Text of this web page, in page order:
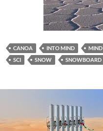
CANOA INTO MIND MIND
SCI
SNOW SNOWBOARD